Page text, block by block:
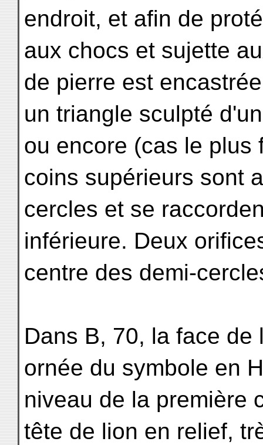
endroit, et afin de
aux chocs et sujette
de pierre est
un triangle sculpté
ou encore (cas le plus
coins supérieurs sont
cercles et se
inférieure. Deux
centre des demi-
Dans B, 70, la face
ornée du symbole en
niveau de la première
tête de lion en relief,